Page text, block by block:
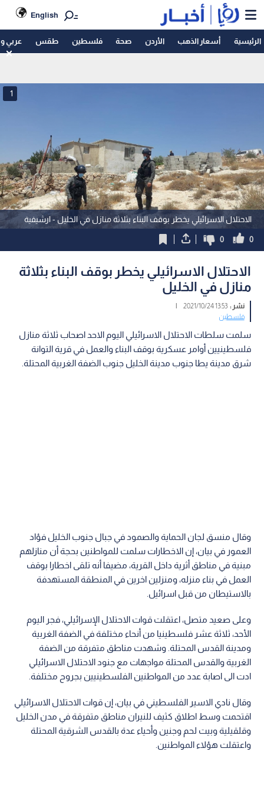
English
الرئيسية أسعار الذهب الأردن صحة فلسطين طقس عربي
الاحتلال الاسرائيلي يخطر بوقف البناء بثلاثة منازل في الخليل - ارشيفية
1
0
0
الاحتلال الاسرائيلي يخطر بوقف البناء بثلاثة
منازل في الخليل
نشر :13:53 2021/10/24
|
فلسطين
سلمت سلطات الاحتلال الاسرائيلي اليوم الاحد اصحاب ثلاثة منازل
فلسطينيين أوامر عسكرية بوقف البناء والعمل في قرية التوانة
شرق مدينة يطا جنوب مدينة الخليل جنوب الضفة الغربية المحتلة.
وقال منسق لجان الحماية والصمود في جبال جنوب الخليل فؤاد
العمور في بيان، إن الاخطارات سلمت للمواطنين بحجة أن منازلهم
مبنية في مناطق أثرية داخل القرية، مضيفا أنه تلقى اخطارا بوقف
العمل في بناء منزله، ومنزلين اخرين في المنطقة المستهدفة
بالاستيطان من قبل اسرائيل.
وعلى صعيد متصل، اعتقلت قوات الاحتلال الإسرائيلي، فجر اليوم
الأحد، ثلاثة عشر فلسطينيا من أنحاء مختلفة في الضفة الغربية
ومدينة القدس المحتلة. وشهدت مناطق متفرقة من الضفة
الغربية والقدس المحتلة مواجهات مع جنود الاحتلال الاسرائيلي
ادت الى اصابة عدد من المواطنين الفلسطينيين بجروح مختلفة.
وقال نادي الاسير الفلسطيني في بيان، إن قوات الاحتلال الاسرائيلي
اقتحمت وسط اطلاق كثيف للنيران مناطق متفرقة في مدن الخليل
وقلقيلية وبيت لحم وجنين وأحياء عدة بالقدس الشرقية المحتلة
واعتقلت هؤلاء المواطنين.